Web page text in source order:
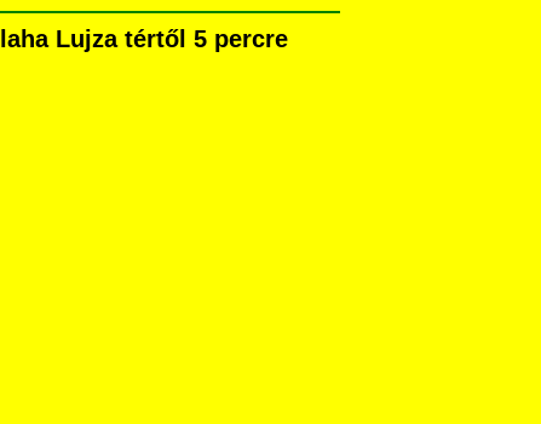
Lujza tértől 5 percre